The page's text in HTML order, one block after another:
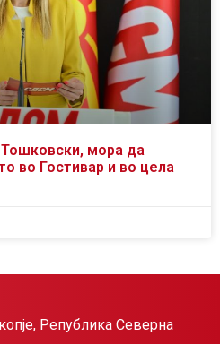
мора да
во Гостивар и во цела
Република Северна